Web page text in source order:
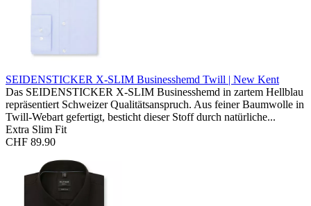
SEIDENSTICKER X-SLIM Businesshemd Twill | New Kent
Das SEIDENSTICKER X-SLIM Businesshemd in zartem Hellblau
repräsentiert Schweizer Qualitätsanspruch. Aus feiner Baumwolle in
Twill-Webart gefertigt, besticht dieser Stoff durch natürliche...
Extra Slim Fit
CHF 89.90